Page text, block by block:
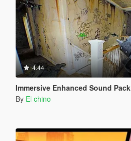
4.44
Immersive Enhanced Sound Pack
By El chino